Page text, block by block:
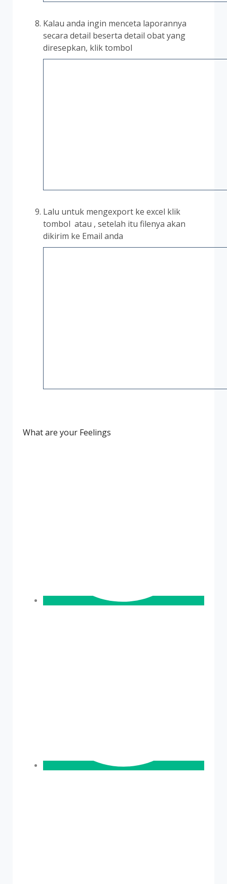
Kalau anda ingin menceta laporannya
secara detail beserta detail obat yang
diresepkan, klik tombol
Lalu untuk mengexport ke excel klik
tombol atau , setelah itu filenya akan
dikirim ke Email anda
What are your Feelings